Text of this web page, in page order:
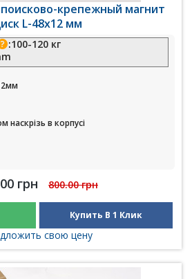
крепежный магнит
L-48x12 мм
:100-120 кг
наскрізь в корпусі
грн 800.00 грн
Купить В 1 Клик
свою цену